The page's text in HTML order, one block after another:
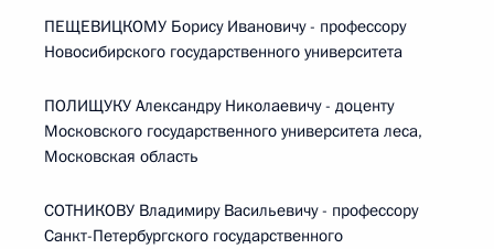
ПЕЩЕВИЦКОМУ Борису Ивановичу - профессору
Новосибирского государственного университета
ПОЛИЩУКУ Александру Николаевичу - доценту
Московского государственного университета леса,
Московская область
СОТНИКОВУ Владимиру Васильевичу - профессору
Санкт-Петербургского государственного